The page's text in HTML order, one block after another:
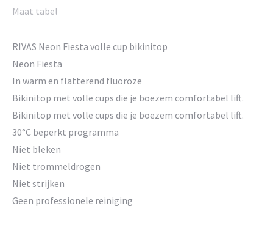
Maat tabel
RIVAS Neon Fiesta volle cup bikinitop
Neon Fiesta
In warm en flatterend fluoroze
Bikinitop met volle cups die je boezem comfortabel lift.
Bikinitop met volle cups die je boezem comfortabel lift.
30°C beperkt programma
Niet bleken
Niet trommeldrogen
Niet strijken
Geen professionele reiniging